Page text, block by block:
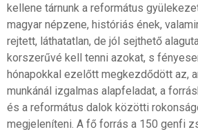
kellene tárnunk a református
magyar népzene, históriás ének,
rejtett, láthatatlan, de jól sejthető
korszerűvé kell tenni azokat, s
hónapokkal ezelőtt megkezdődött az,
munkánál izgalmas alapfeladat, a
és a református dalok közötti
megjeleníteni. A fő forrás a 150 genfi